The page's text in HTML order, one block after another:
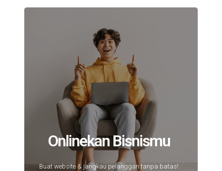
Onlinekan Bisnismu
Buat website & jangkau pelanggan tanpa batas!